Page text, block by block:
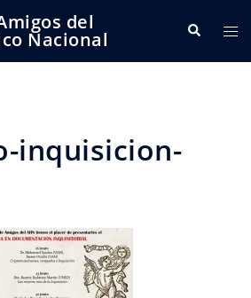
del
Nacional Buscar
inquisicion-